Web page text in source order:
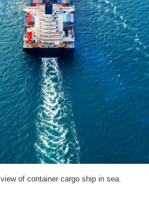
of container cargo ship in sea.